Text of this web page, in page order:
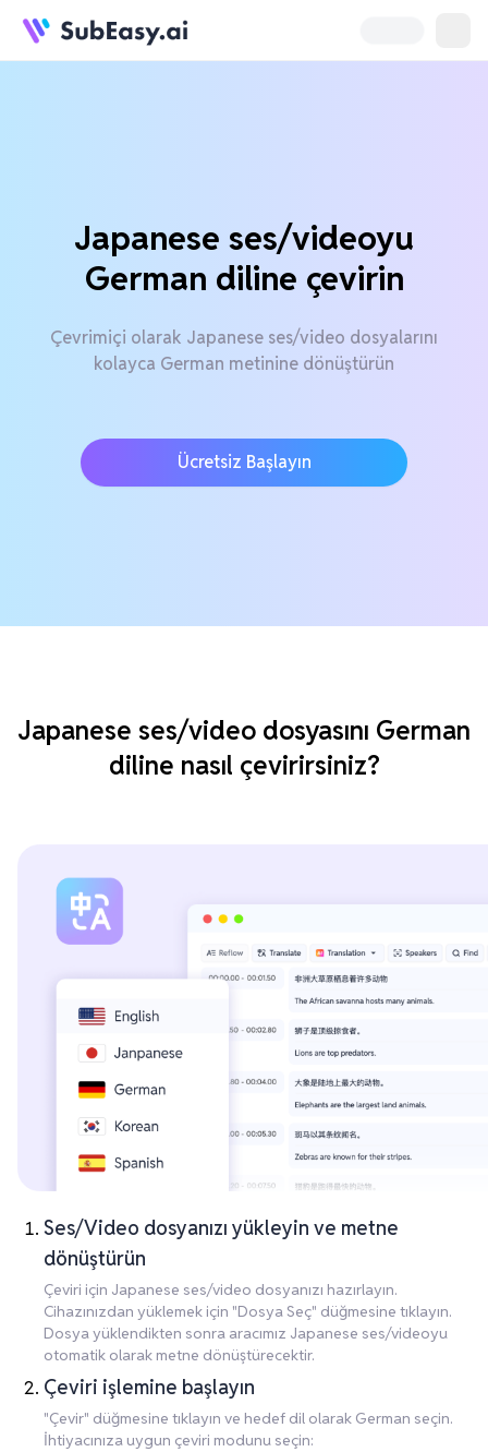
Japanese ses/videoyu
German diline çevirin
Çevrimiçi olarak Japanese ses/video dosyalarını
kolayca German metinine dönüştürün
Ücretsiz Başlayın
Japanese ses/video dosyasını German
diline nasıl çevirirsiniz?
Ses/Video dosyanızı yükleyin ve metne
dönüştürün
Çeviri için Japanese ses/video dosyanızı hazırlayın.
Cihazınızdan yüklemek için "Dosya Seç" düğmesine tıklayın.
Dosya yüklendikten sonra aracımız Japanese ses/videoyu
otomatik olarak metne dönüştürecektir.
Çeviri işlemine başlayın
"Çevir" düğmesine tıklayın ve hedef dil olarak German seçin.
İhtiyacınıza uygun çeviri modunu seçin: